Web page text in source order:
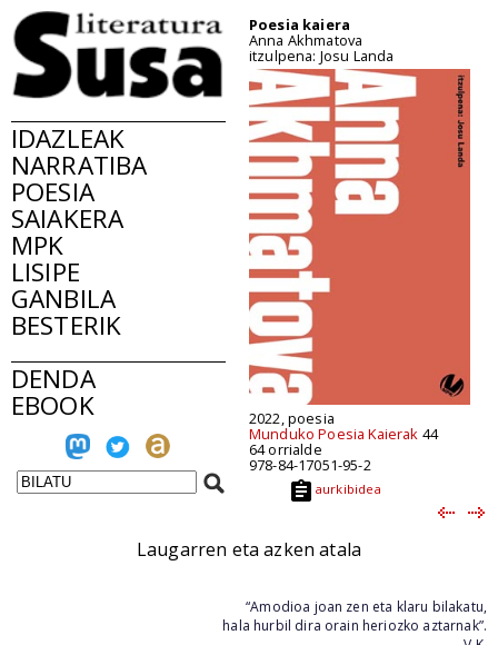
IDAZLEAK
NARRATIBA
POESIA
SAIAKERA
MPK
LISIPE
GANBILA
BESTERIK
DENDA
EBOOK
Poesia kaiera
Anna Akhmatova
itzulpena: Josu Landa
2022, poesia
Munduko Poesia Kaierak 44
64 orrialde
978-84-17051-95-2
aurkibidea
Laugarren eta azken atala
“Amodioa joan zen eta klaru bilakatu,
hala hurbil dira orain heriozko aztarnak”.